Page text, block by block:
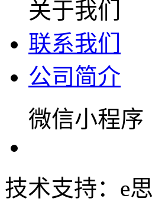
关于我们
联系我们
公司简介
微信小程序
技术支持：e